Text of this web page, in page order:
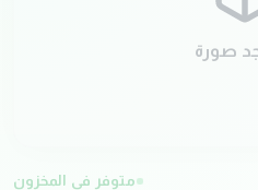
صورة
متوفر في المخزون